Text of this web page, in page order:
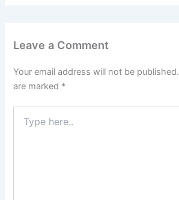
Leave a Comment
Your email address will not be published.
are marked *
here..